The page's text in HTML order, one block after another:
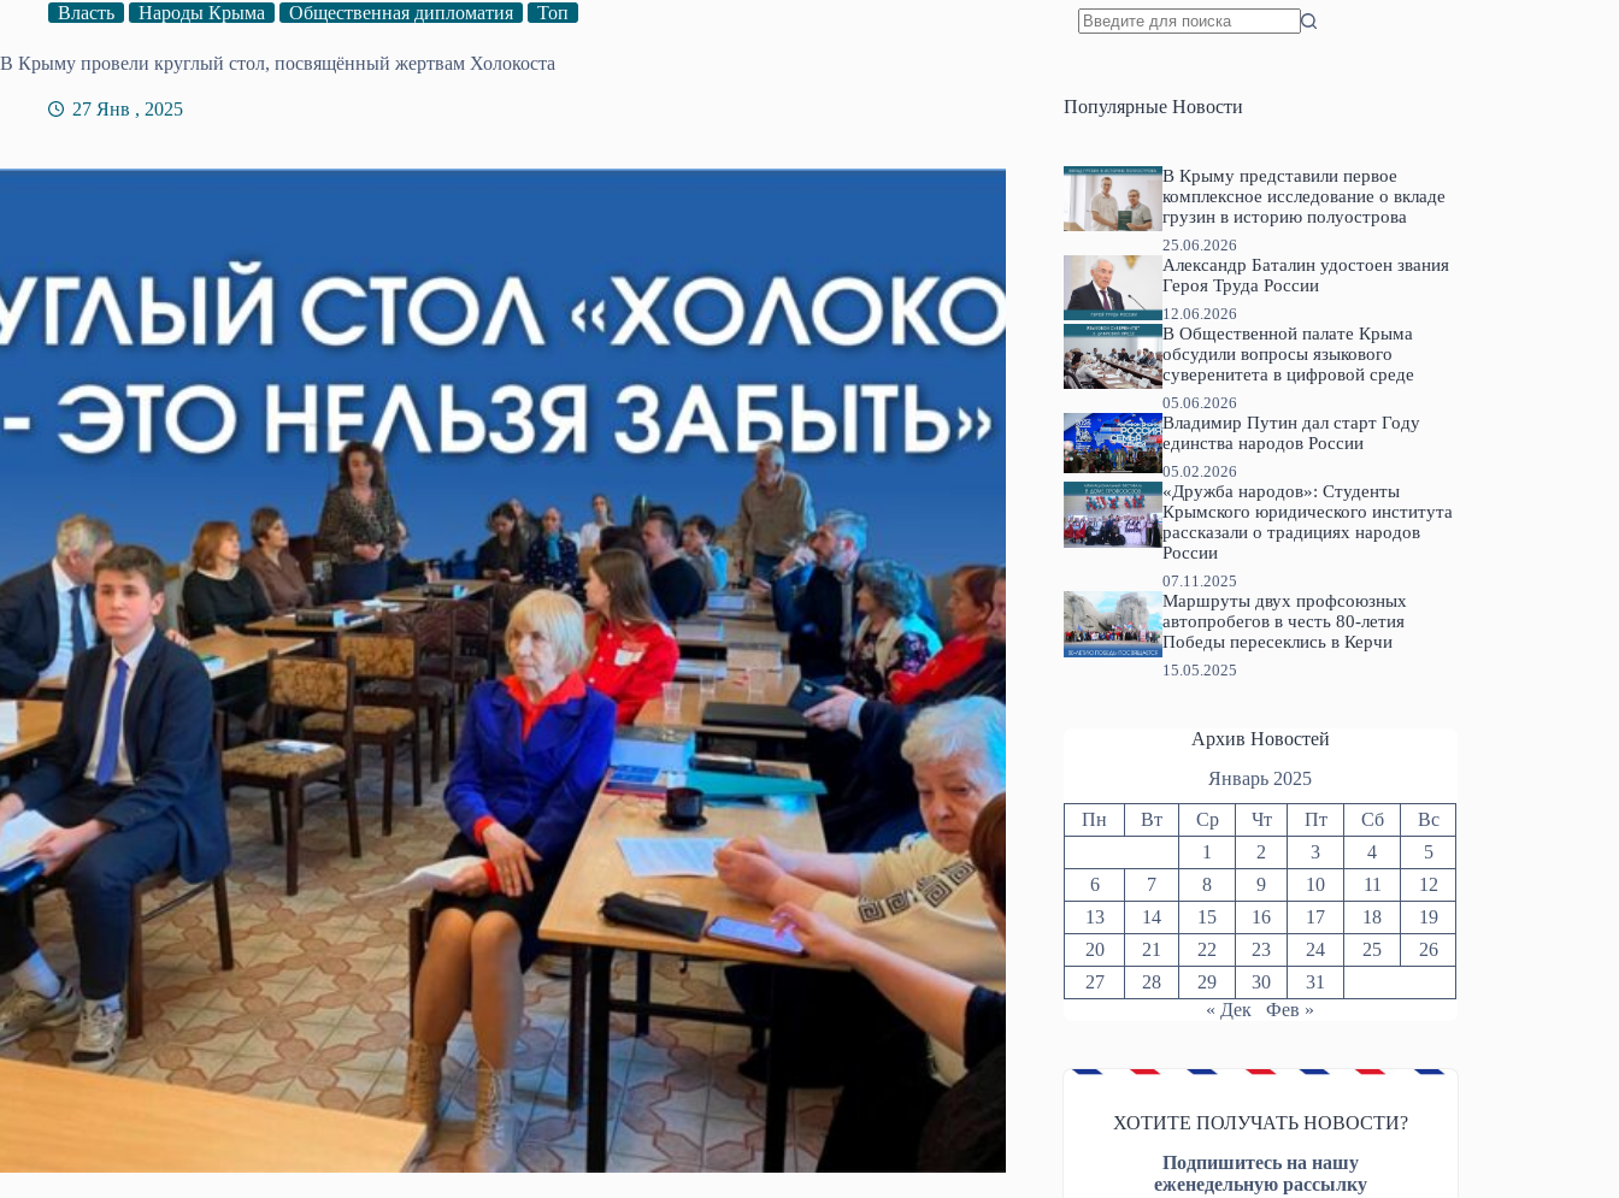
Власть Народы Крыма Общественная дипломатия Топ
В Крыму провели круглый стол, посвящённый жертвам Холокоста
27 Янв , 2025
Популярные Новости
В Крыму представили первое
комплексное исследование о вкладе
грузин в историю полуострова
25.06.2026
Александр Баталин удостоен звания
Героя Труда России
12.06.2026
В Общественной палате Крыма
обсудили вопросы языкового
суверенитета в цифровой среде
05.06.2026
Владимир Путин дал старт Году
единства народов России
05.02.2026
«Дружба народов»: Студенты
Крымского юридического института
рассказали о традициях народов
России
07.11.2025
Маршруты двух профсоюзных
автопробегов в честь 80-летия
Победы пересеклись в Керчи
15.05.2025
Архив Новостей
Январь 2025
Пн Вт Ср Чт Пт Сб
Вс
1
2 3 4
5
6
7 8 9 10 11
12
13
14 15 16 17 18
19
20
21 22 23 24 25
26
27
28 29 30
31
« Дек
Фев »
ХОТИТЕ ПОЛУЧАТЬ НОВОСТИ?
Подпишитесь на нашу
еженедельную рассылку